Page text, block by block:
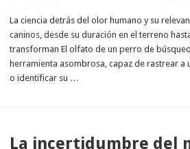
La ciencia detrás del olor humano y su
caninos, desde su duración en el terreno
transforman El olfato de un perro de
herramienta asombrosa, capaz de rastrear a
o identificar su …
La incertidumbre del